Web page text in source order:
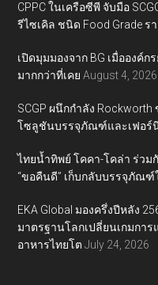
CPPC ในเครือซีพี จับมือ
รีไซเคิล ชนิด Food Grade ร
เปิดมุมมองจาก BG เมื่อองค์ก
มากกว่าที่เคย August 4, 2026
SCGP ผนึกกำลัง
โซลูชันบรรจุภัณฑ์และเฟอร์นิ
ไทยน้ำทิพย์ โคคา-โคล่า ร่วม
“ขอคืนดี” เก็บกลับบรรจุภัณฑ์
EKA Global มองครึ่งปีหลัง
มาตรฐานโลกเปลี่ยนเกมกา
อาหารไทยโต July 24, 2026